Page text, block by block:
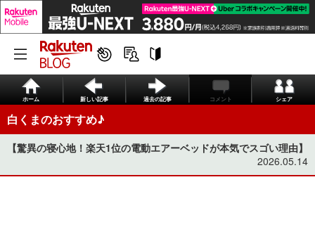
ホーム 新しい記事 過去の記事 コメント シェア
白くまのおすすめ♪
【驚異の寝心地！楽天1位の電動エアーベッドが本気でスゴい理由】
2026.05.14